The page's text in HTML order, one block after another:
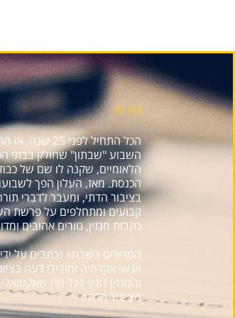
אודות
הכל התחיל לפני
השבוע "שבתון" שחולק בבתי
הלאומיים, שקנה לו שם של
הכנסת. מאז, העלון הפך
בציבור הדתי, ומעבר לדברי
קבועים ומתחלפים על פרשת
כתבות מגזין, טורים אהובים
המדורים בשבתון נכתבים על
אנשי אקדמיה ומובילי דעה
והמגזין נוגע בכל מה
הציבור הדתי.